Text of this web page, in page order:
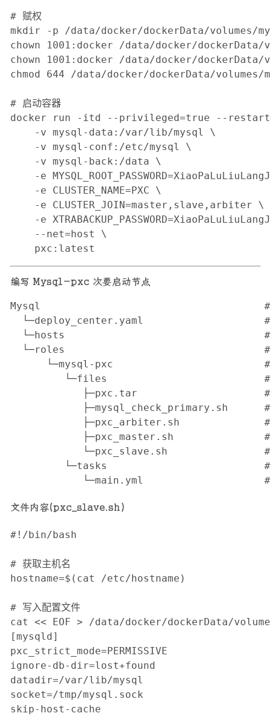
# 赋权
mkdir -p /data/docker/dockerData/volumes/
chown 1001:docker /data/docker/
chown 1001:docker /data/docker/
chmod 644 /data/docker/dockerData/
# 启动容器
docker run -itd --privileged=true --
    -v mysql-data:/var/lib/mysql \
    -v mysql-conf:/etc/mysql \
    -v mysql-back:/data \
-e
    -e CLUSTER_NAME=PXC \
    -e CLUSTER_JOIN=master,slave,arbiter \
-e
    --net=host \
    pxc:latest
编写 Mysql-pxc 次要启动节点
Mysql                                     # 主
└─deploy_center.yaml                    #
└─hosts
└─roles                                 #
└─mysql-pxc                         #
└─files                          #
├─pxc.tar                     #
├─mysql_check_primary.sh
├─pxc_arbiter.sh              #
├─pxc_master.sh
└─pxc_slave.sh                #
└─tasks                          #
└─main.yml                    #
文件内容(pxc_slave.sh)
#!/bin/bash
# 获取主机名
hostname=$(cat /etc/hostname)
# 写入配置文件
cat << EOF > /data/docker/dockerData/
[mysqld]
pxc_strict_mode=PERMISSIVE
ignore-db-dir=lost+found
datadir=/var/lib/mysql
socket=/tmp/mysql.sock
skip-host-cache